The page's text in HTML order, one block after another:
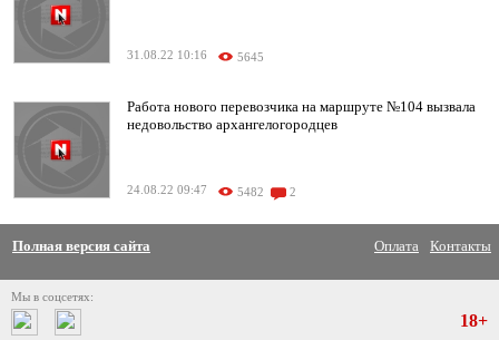
31.08.22 10:16 5645
Работа нового перевозчика на маршруте №104 вызвала
недовольство архангелогородцев
24.08.22 09:47 5482 2
Полная версия сайта Оплата Контакты
Мы в соцсетях:
18+